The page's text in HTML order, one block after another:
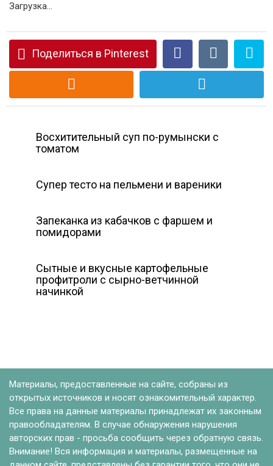
Загрузка...
Поделиться в Pinterest
Восхитительный суп по-румынски с
томатом
Супер тесто на пельмени и вареники
Запеканка из кабачков с фаршем и
помидорами
Сытные и вкусные картофельные
профитроли с сырно-ветчинной
начинкой
Материалы, предоставленные на сайте, собраны из
открытых источников и носят ознакомительный характер.
Все права на данные материалы принадлежат их законным
правообладателям. В случае обнаружения нарушения
авторских прав - просьба сообщить через обратную связь.
Внимание! Вся информация и материалы, размещенные на